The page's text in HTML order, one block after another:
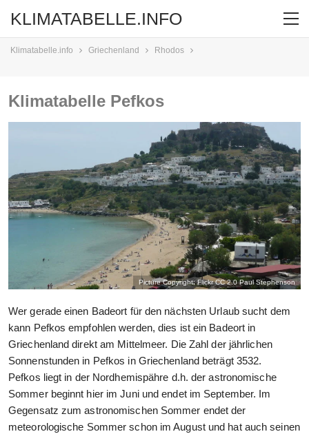
KLIMATABELLE.INFO
Klimatabelle.info Griechenland Rhodos
Klimatabelle Pefkos
Picture Copyright: Flickr CC 2.0Paul Stephenson
Wer gerade einen Badeort für den nächsten Urlaub sucht dem
kann Pefkos empfohlen werden, dies ist ein Badeort in
Griechenland direkt am Mittelmeer. Die Zahl der jährlichen
Sonnenstunden in Pefkos in Griechenland beträgt 3532.
Pefkos liegt in der Nordhemispähre d.h. der astronomische
Sommer beginnt hier im Juni und endet im September. Im
Gegensatz zum astronomischen Sommer endet der
meteorologische Sommer schon im August und hat auch seinen